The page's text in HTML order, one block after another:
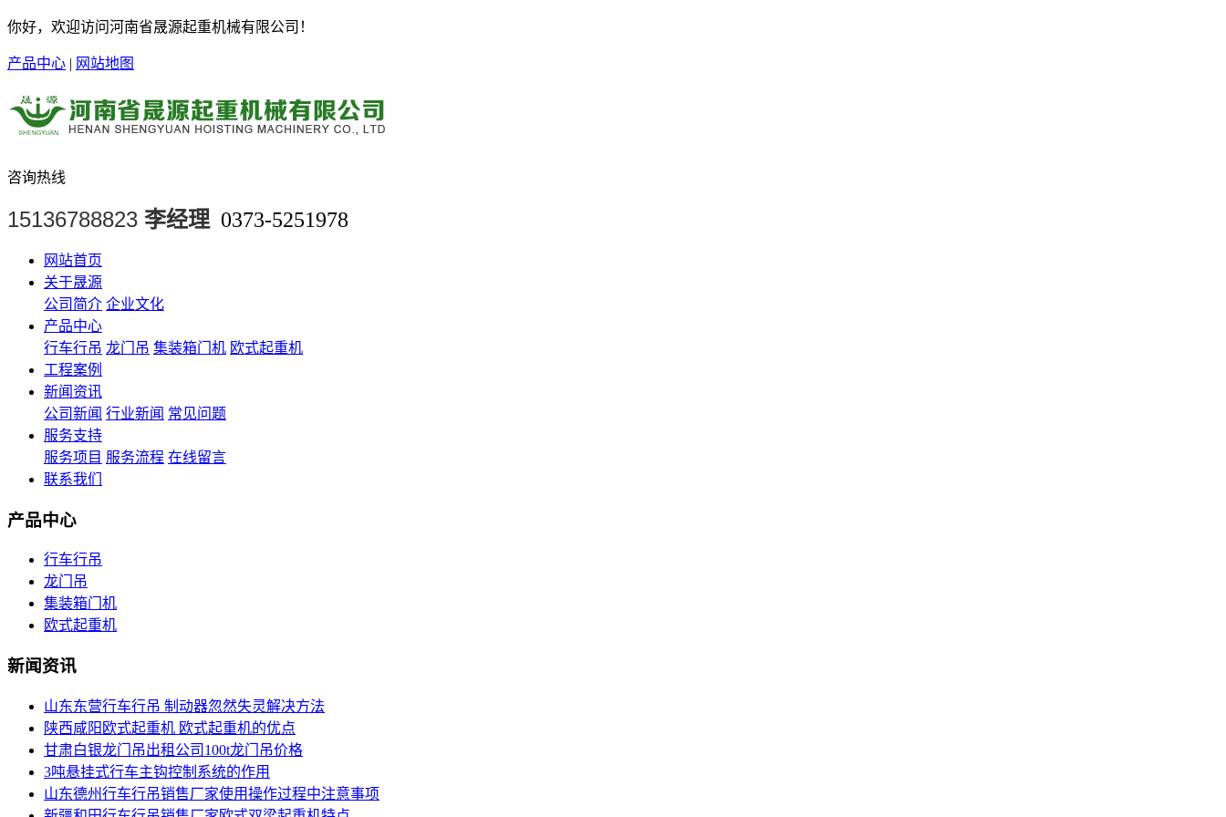
你好，欢迎访问河南省晟源起重机械有限公司！
产品中心 | 网站地图
咨询热线
15136788823 李经理 0373-5251978
网站首页
关于晟源
公司简介 企业文化
产品中心
行车行吊 龙门吊 集装箱门机 欧式起重机
工程案例
新闻资讯
公司新闻 行业新闻 常见问题
服务支持
服务项目 服务流程 在线留言
联系我们
产品中心
行车行吊
龙门吊
集装箱门机
欧式起重机
新闻资讯
山东东营行车行吊 制动器忽然失灵解决方法
陕西咸阳欧式起重机 欧式起重机的优点
甘肃白银龙门吊出租公司100t龙门吊价格
3吨悬挂式行车主钩控制系统的作用
山东德州行车行吊销售厂家使用操作过程中注意事项